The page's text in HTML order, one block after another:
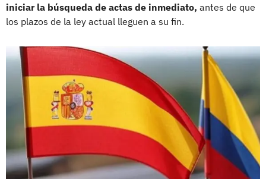
iniciar la búsqueda de actas de inmediato, antes de que
los plazos de la ley actual lleguen a su fin.